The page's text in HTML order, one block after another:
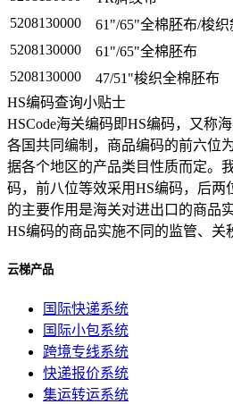
5208130000
61"/65"全棉胚布/梭织
5208130000
61"/65"全棉胚布
5208130000
47/51"梭织全棉胚布
HS编码查询小贴士
HSCode海关编码即HS编码，又称
各国共同编制，商品编码的前六位
据各个地区的产品类目性质而定。
码，前八位等效采用HS编码，后两
的主要作用是海关对进出口的商品
HS编码的商品实施不同的监管、关
云梯产品
国际快递系统
国际小包系统
跨境专线系统
快递报价系统
集运转运系统